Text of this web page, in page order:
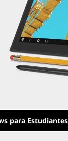
para Estudiantes